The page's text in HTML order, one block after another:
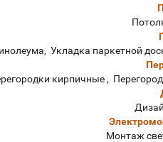
Укладка паркетной
кирпичные ,
Монтаж